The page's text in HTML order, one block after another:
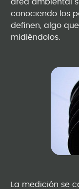
área ambiental
conociendo los
definen, algo
midiéndolos.
La medición se